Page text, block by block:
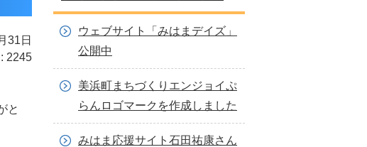
31日
2245
と
ウェブサイト「みはまデイズ」
公開中
美浜町まちづくりエンジョイぷ
らんロゴマークを作成しました
みはま応援サイト石田祐康さん